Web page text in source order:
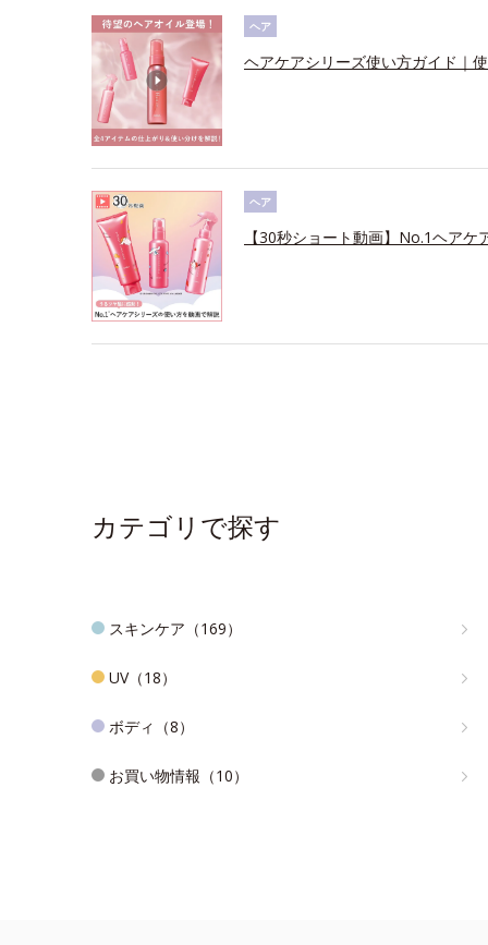
ヘア
ヘアケアシリーズ使い方ガイド｜
ヘア
【30秒ショート動画】No.1ヘア
カテゴリで探す
スキンケア（169）
UV（18）
ボディ（8）
お買い物情報（10）